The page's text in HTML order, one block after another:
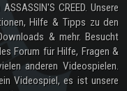
CREED. Unsere
Hilfe & Tipps zu den
& mehr. Besucht
Forum für Hilfe, Fragen &
anderen Videospielen.
Videospiel, es ist unsere